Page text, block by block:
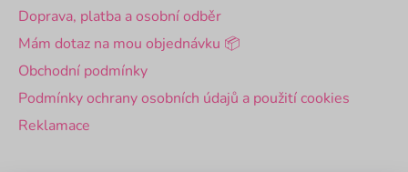
Doprava, platba a osobní odběr
Mám dotaz na mou objednávku 📦
Obchodní podmínky
Podmínky ochrany osobních údajů a použití cookies
Reklamace